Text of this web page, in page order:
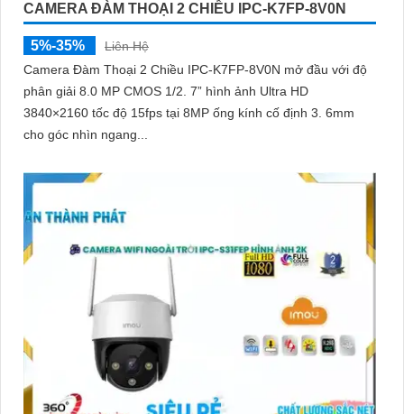
CAMERA ĐÀM THOẠI 2 CHIỀU IPC-K7FP-8V0N
5%-35%
Liên Hệ
Camera Đàm Thoại 2 Chiều IPC-K7FP-8V0N mở đầu với độ
phân giải 8.0 MP CMOS 1/2. 7” hình ảnh Ultra HD
3840×2160 tốc độ 15fps tại 8MP ống kính cố định 3. 6mm
cho góc nhìn ngang...